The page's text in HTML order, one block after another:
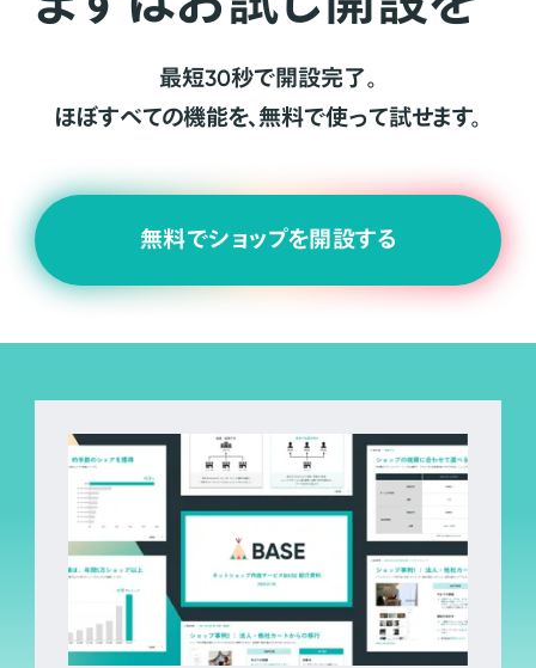
最短30秒で開設完了。
ほぼすべての機能を、無料で使って試せます。
無料でショップを開設する